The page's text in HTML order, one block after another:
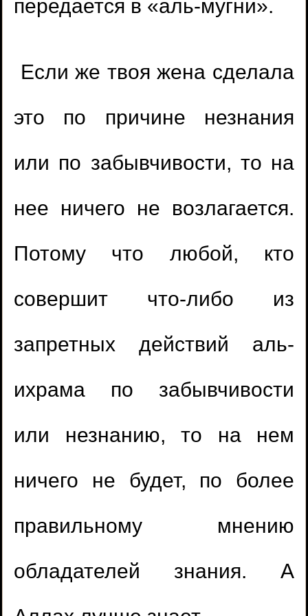
передается в «аль-мугни».
Если же твоя жена сделала
это по причине незнания
или по забывчивости, то на
нее ничего не возлагается.
Потому что любой, кто
совершит что-либо из
запретных действий аль-
ихрама по забывчивости
или незнанию, то на нем
ничего не будет, по более
правильному мнению
обладателей знания. А
Время ночной молитвы
Совмещать молитвы во время дождя
3.Ошибся в ташаххуде
4.Молитва за имамом, который
придерживается нововведений
5.Кишечные газы во время молитвы
6. Пропустили земной поклон
имена
( Просмотры18926 )